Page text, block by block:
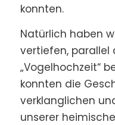
konnten.
Natürlich haben
vertiefen,
„Vogelhochzeit“
konnten die
verklanglichen
unserer